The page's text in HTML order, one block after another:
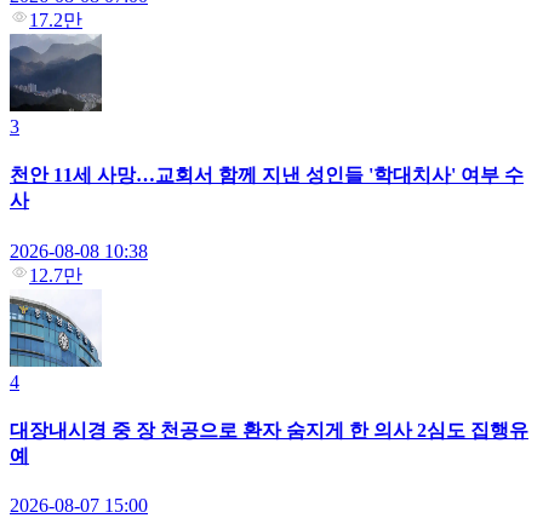
17.2만
3
천안 11세 사망…교회서 함께 지낸 성인들 '학대치사' 여부 수
사
2026-08-08 10:38
12.7만
4
대장내시경 중 장 천공으로 환자 숨지게 한 의사 2심도 집행유
예
2026-08-07 15:00